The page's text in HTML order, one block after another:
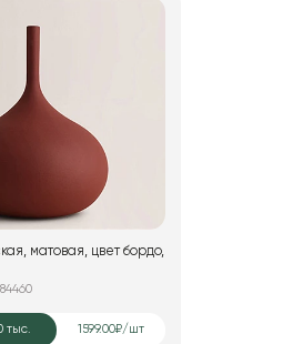
матовая, цвет бордо,
тыс. 1599.00₽/шт